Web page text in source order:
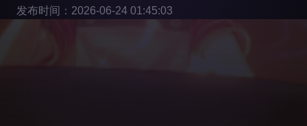
发布时间：2026-06-24 01:45:03